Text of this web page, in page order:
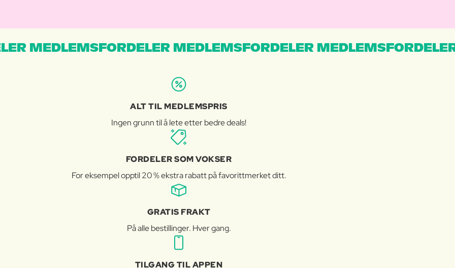
MEDLEMSFORDELER MEDLEMSFORDELER
ALT TIL MEDLEMSPRIS
Ingen grunn til å lete etter bedre deals!
FORDELER SOM VOKSER
For eksempel opptil 20 % ekstra rabatt på favorittmerket ditt.
GRATIS FRAKT
På alle bestillinger. Hver gang.
TILGANG TIL APPEN